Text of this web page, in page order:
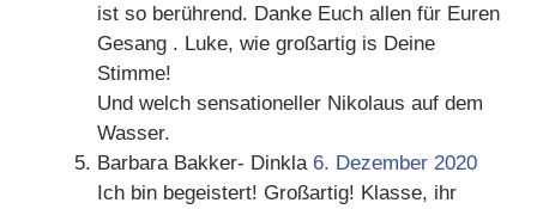
ist so berührend. Danke Euch allen für Euren
Gesang . Luke, wie großartig is Deine
Stimme!
Und welch sensationeller Nikolaus auf dem
Wasser.
Barbara Bakker- Dinkla 6. Dezember 2020
Ich bin begeistert! Großartig! Klasse, ihr